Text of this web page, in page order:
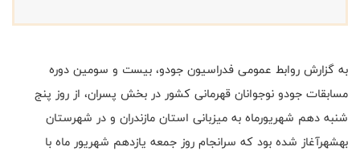
به گزارش روابط عمومی فدراسیون جودو، بیست و سومین دوره
مسابقات جودو نوجوانان قهرمانی کشور در بخش پسران، از روز پنج
شنبه دهم شهریورماه به میزبانی استان مازندران و در شهرستان
بهشهرآغاز شده بود که سرانجام روز جمعه یازدهم شهریور ماه با